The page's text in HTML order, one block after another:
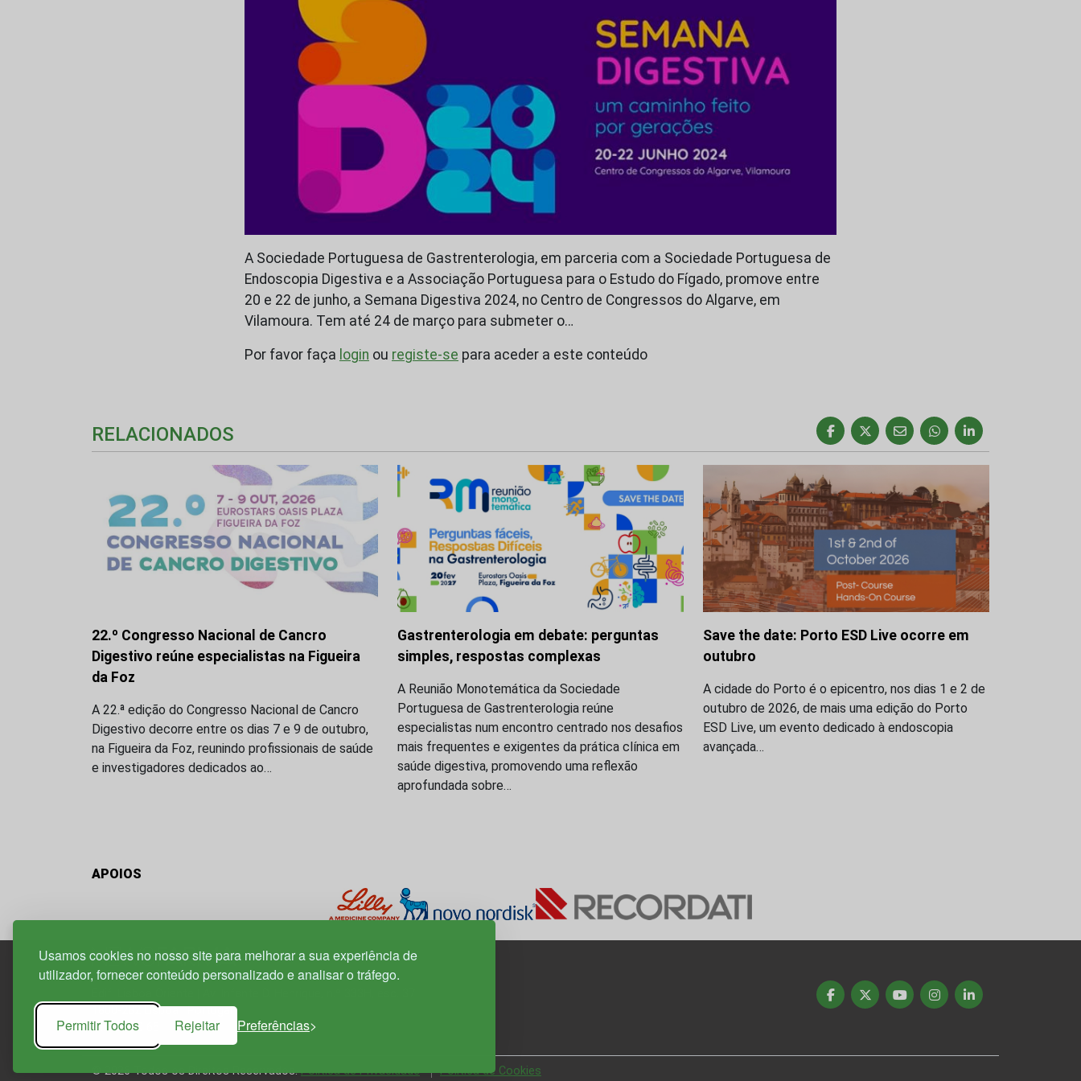
Usamos cookies no nosso site para melhorar a sua experiência de
utilizador, fornecer conteúdo personalizado e analisar o tráfego.
Permitir Todos Rejeitar Preferências
A Sociedade Portuguesa de Gastrenterologia, em parceria com a Sociedade Portuguesa de
Endoscopia Digestiva e a Associação Portuguesa para o Estudo do Fígado, promove entre
20 e 22 de junho, a Semana Digestiva 2024, no Centro de Congressos do Algarve, em
Vilamoura. Tem até 24 de março para submeter o…
Por favor faça login ou registe-se para aceder a este conteúdo
RELACIONADOS
22.º Congresso Nacional de Cancro
Digestivo reúne especialistas na Figueira
da Foz
A 22.ª edição do Congresso Nacional de Cancro
Digestivo decorre entre os dias 7 e 9 de outubro,
na Figueira da Foz, reunindo profissionais de saúde
e investigadores dedicados ao…
Gastrenterologia em debate: perguntas
simples, respostas complexas
A Reunião Monotemática da Sociedade
Portuguesa de Gastrenterologia reúne
especialistas num encontro centrado nos desafios
mais frequentes e exigentes da prática clínica em
saúde digestiva, promovendo uma reflexão
aprofundada sobre…
Save the date: Porto ESD Live ocorre em
outubro
A cidade do Porto é o epicentro, nos dias 1 e 2 de
outubro de 2026, de mais uma edição do Porto
ESD Live, um evento dedicado à endoscopia
avançada…
APOIOS
1800-282 Lisboa | Portugal
21 850 40 65
© 2026 Todos os Direitos Reservados.Política de Privacidade Política de Cookies